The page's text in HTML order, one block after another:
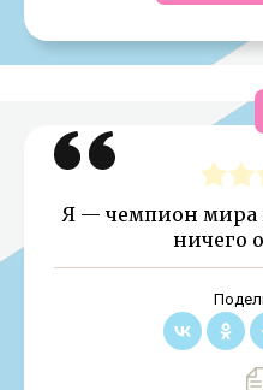
Я — чемпион мира
ничего